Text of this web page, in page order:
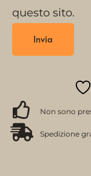
questo sito.
Non sono
Spedizione